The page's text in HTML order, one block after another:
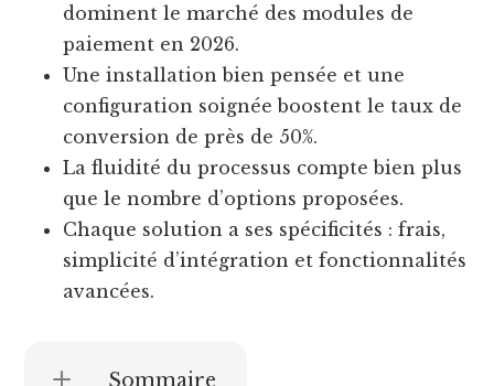
dominent le marché des modules de
paiement en 2026.
Une installation bien pensée et une
configuration soignée boostent le taux de
conversion de près de 50%.
La fluidité du processus compte bien plus
que le nombre d’options proposées.
Chaque solution a ses spécificités : frais,
simplicité d’intégration et fonctionnalités
avancées.
Sommaire